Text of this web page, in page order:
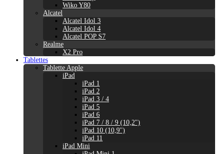
Wiko Y80
Alcatel
Alcatel Idol 3
Alcatel Idol 4
Alcatel POP S7
Realme
X2 Pro
Tablettes
Tablette Apple
iPad
iPad 1
iPad 2
iPad 3 / 4
iPad 5
iPad 6
iPad 7 / 8 / 9 (10,2")
iPad 10 (10,9'')
iPad 11
iPad Mini